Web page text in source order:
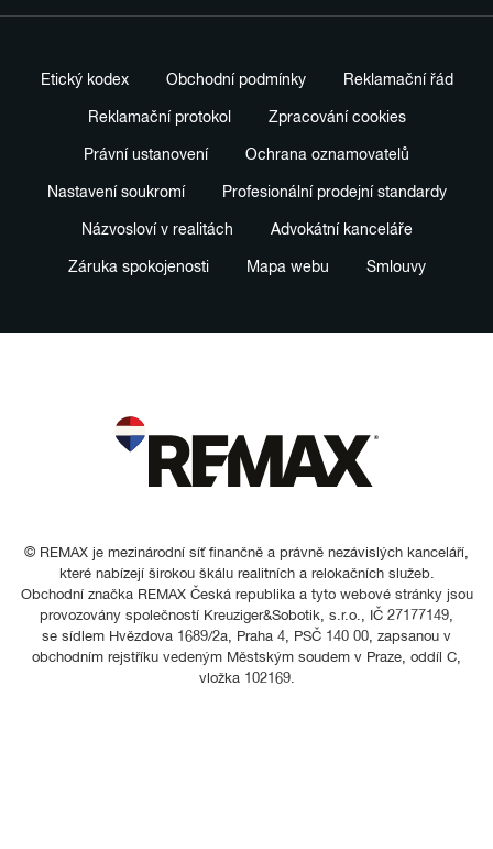
Etický kodex Obchodní podmínky Reklamační řád
Reklamační protokol Zpracování cookies
Právní ustanovení Ochrana oznamovatelů
Nastavení soukromí Profesionální prodejní standardy
Názvosloví v realitách Advokátní kanceláře
Záruka spokojenosti Mapa webu Smlouvy
© REMAX je mezinárodní síť finančně a právně nezávislých kanceláří,
které nabízejí širokou škálu realitních a relokačních služeb.
Obchodní značka REMAX Česká republika a tyto webové stránky jsou
provozovány společností Kreuziger&Sobotik, s.r.o., IČ 27177149,
se sídlem Hvězdova 1689/2a, Praha 4, PSČ 140 00, zapsanou v
obchodním rejstříku vedeným Městským soudem v Praze, oddíl C,
vložka 102169.